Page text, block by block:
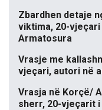
Zbardhen detaje
viktima, 20-
Armatosura
Vrasje me
vjeçari, autori në
Vrasja në Korçë/
sherr, 20-vjeçarit